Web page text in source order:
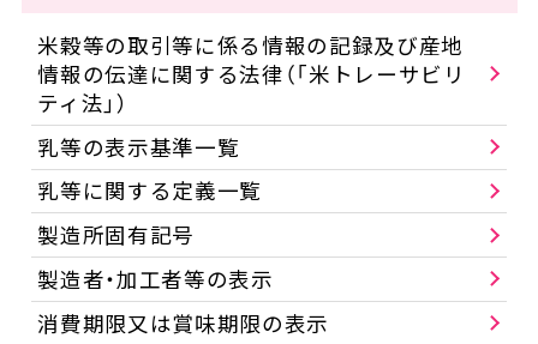
米穀等の取引等に係る情報の記録及び産地
情報の伝達に関する法律（「米トレーサビリ
ティ法」）
乳等の表示基準一覧
乳等に関する定義一覧
製造所固有記号
製造者・加工者等の表示
消費期限又は賞味期限の表示